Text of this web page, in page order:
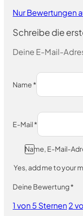
Nur Bewertungen
Schreibe die
Deine E-Mail-
Name *
E-Mail*
Name, E-Mail-
Yes, add me to your
Deine Bewertung*
1 von 5 Sternen2